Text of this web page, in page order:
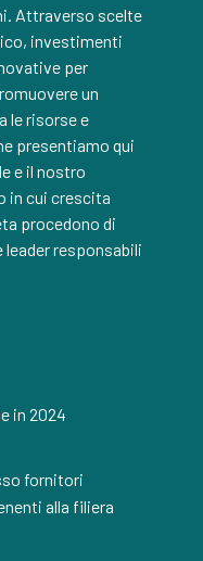
Attraverso scelte
investimenti
per
un
le risorse e
presentiamo qui
e il nostro
in cui crescita
procedono di
responsabili
in 2024
fornitori
alla filiera